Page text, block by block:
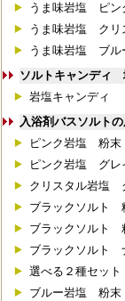
うま味岩塩 ピン
うま味岩塩 クリ
うま味岩塩 ブル
ソルトキャンディ
岩塩キャンディ
入浴剤バスソルト
ピンク岩塩 粉末
ピンク岩塩 グレ
クリスタル岩塩
ブラックソルト
ブラックソルト
ブラックソルト
選べる２種セット
ブルー岩塩 粉末